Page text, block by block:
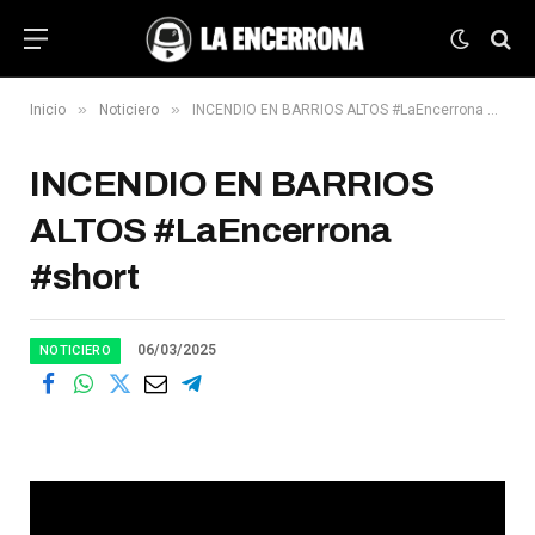
Inicio » Noticiero » INCENDIO EN BARRIOS ALTOS #LaEncerrona #short
INCENDIO EN BARRIOS
ALTOS #LaEncerrona
#short
NOTICIERO 06/03/2025